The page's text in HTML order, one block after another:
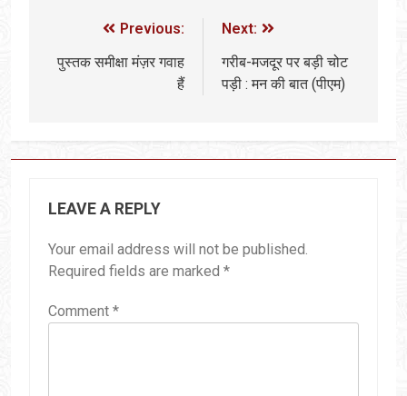
Previous:
पुस्तक समीक्षा मंज़र गवाह
हैं
Next:
गरीब-मजदूर पर बड़ी चोट
पड़ी : मन की बात (पीएम)
LEAVE A REPLY
Your email address will not be published.
Required fields are marked *
Comment *